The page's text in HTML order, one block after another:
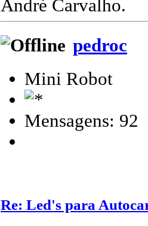
André Carvalho.
pedroc
Mini Robot
Mensagens: 92
Re: Led's para